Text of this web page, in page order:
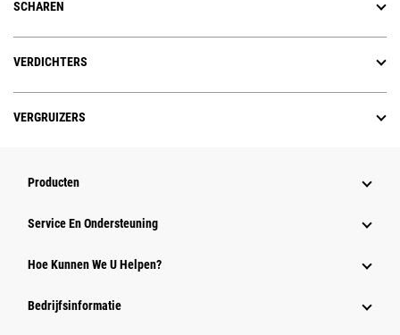
SCHAREN
VERDICHTERS
VERGRUIZERS
Producten
Service En Ondersteuning
Hoe Kunnen We U Helpen?
Bedrijfsinformatie